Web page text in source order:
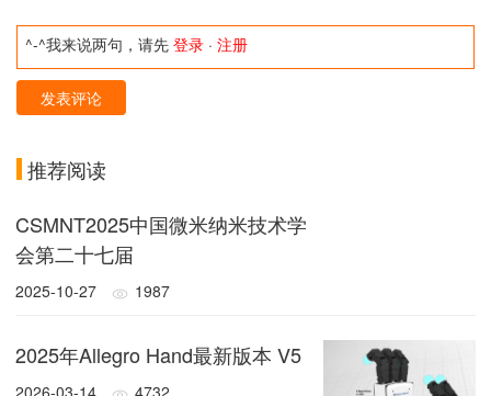
^-^我来说两句，请先 登录 · 注册
发表评论
推荐阅读
CSMNT2025中国微米纳米技术学
会第二十七届
2025-10-27 1987
2025年Allegro Hand最新版本 V5